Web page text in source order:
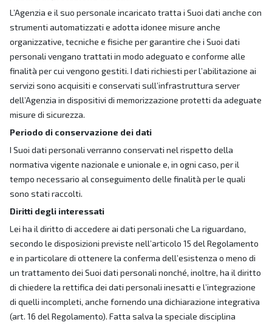
L’Agenzia e il suo personale incaricato tratta i Suoi dati anche con
strumenti automatizzati e adotta idonee misure anche
organizzative, tecniche e fisiche per garantire che i Suoi dati
personali vengano trattati in modo adeguato e conforme alle
finalità per cui vengono gestiti. I dati richiesti per l’abilitazione ai
servizi sono acquisiti e conservati sull’infrastruttura server
dell’Agenzia in dispositivi di memorizzazione protetti da adeguate
misure di sicurezza.
Periodo di conservazione dei dati
I Suoi dati personali verranno conservati nel rispetto della
normativa vigente nazionale e unionale e, in ogni caso, per il
tempo necessario al conseguimento delle finalità per le quali
sono stati raccolti.
Diritti degli interessati
Lei ha il diritto di accedere ai dati personali che La riguardano,
secondo le disposizioni previste nell’articolo 15 del Regolamento
e in particolare di ottenere la conferma dell’esistenza o meno di
un trattamento dei Suoi dati personali nonché, inoltre, ha il diritto
di chiedere la rettifica dei dati personali inesatti e l’integrazione
di quelli incompleti, anche fornendo una dichiarazione integrativa
(art. 16 del Regolamento). Fatta salva la speciale disciplina